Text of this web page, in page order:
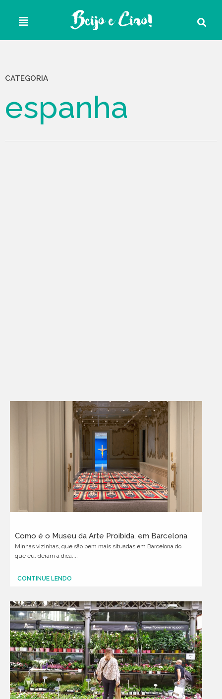
CATEGORIA
espanha
Como é o Museu da Arte Proibida, em Barcelona
Minhas vizinhas, que são bem mais situadas em Barcelona do
que eu, deram a dica:...
CONTINUE LENDO